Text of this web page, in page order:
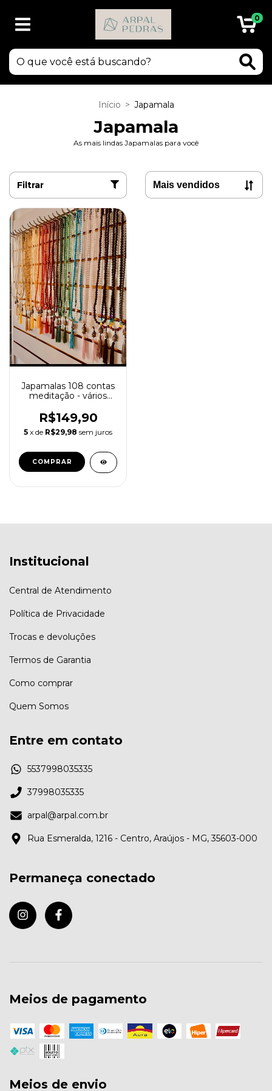
0
Início > Japamala
Japamala
As mais lindas Japamalas para você
Filtrar
Japamalas 108 contas
meditação - vários
R$149,90
5 x de R$29,98 sem juros
COMPRAR
Institucional
Central de Atendimento
Política de Privacidade
Trocas e devoluções
Termos de Garantia
Como comprar
Quem Somos
Entre em contato
5537998035335
37998035335
arpal@arpal.com.br
Rua Esmeralda, 1216 - Centro, Araújos - MG, 35603-000
Permaneça conectado
Meios de pagamento
Meios de envio